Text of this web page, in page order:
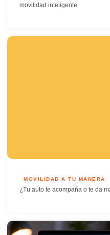
movilidad inteligente
MOVILIDAD A TU MANERA
¿Tu auto te acompaña o te da